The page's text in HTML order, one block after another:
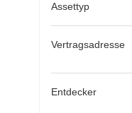
Assettyp
Vertragsadresse
Entdecker